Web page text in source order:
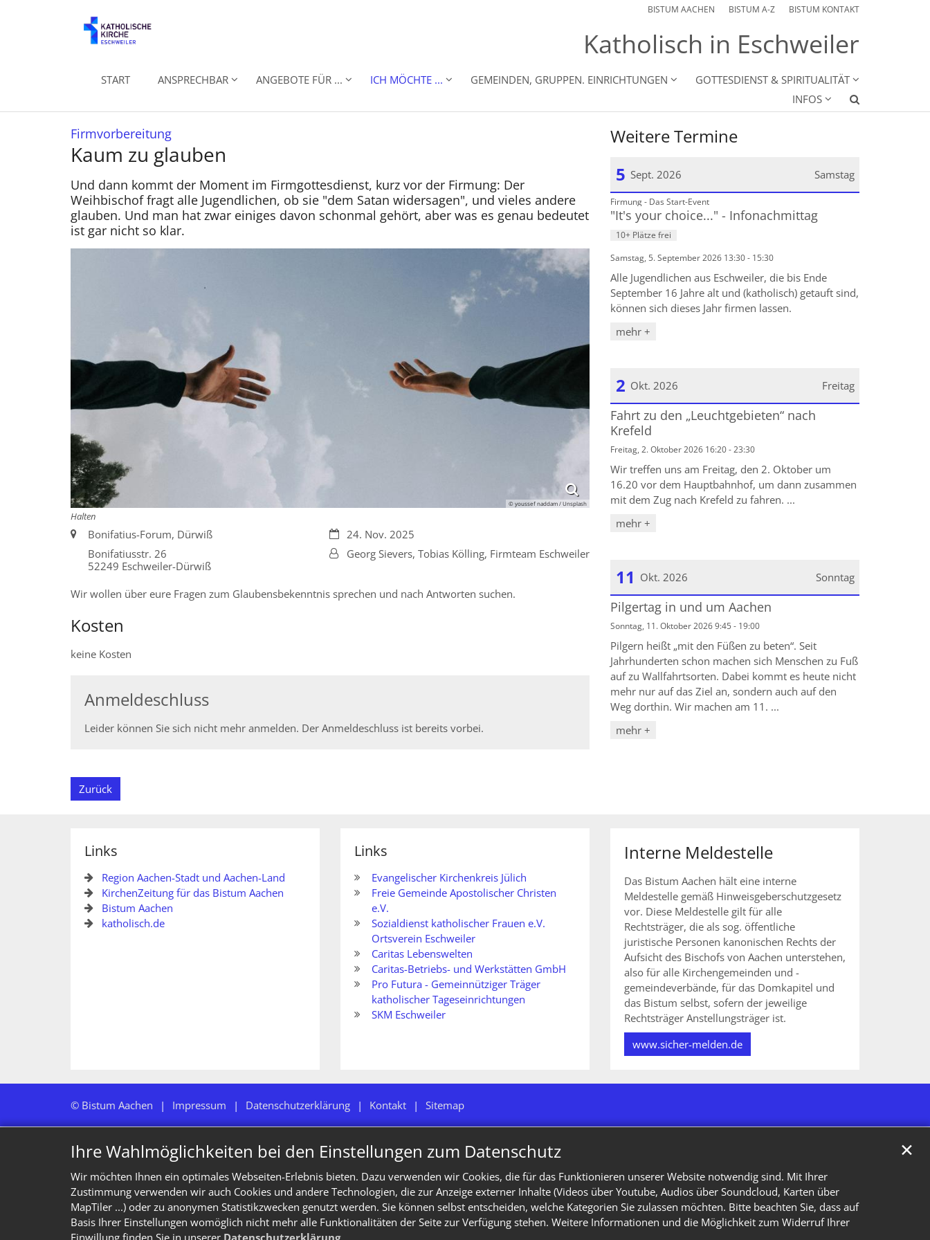
Ihre Wahlmöglichkeiten bei den Einstellungen zum Datenschutz
Wir möchten Ihnen ein optimales Webseiten-Erlebnis bieten. Dazu verwenden wir Cookies, die für das Funktionieren unserer Website notwendig sind. Mit Ihrer
Zustimmung verwenden wir auch Cookies und andere Technologien, die zur Anzeige externer Inhalte (Videos über Youtube, Audios über Soundcloud, Karten über
MapTiler ...) oder zu anonymen Statistikzwecken genutzt werden. Sie können selbst entscheiden, welche Kategorien Sie zulassen möchten. Bitte beachten Sie, dass auf
Basis Ihrer Einstellungen womöglich nicht mehr alle Funktionalitäten der Seite zur Verfügung stehen. Weitere Informationen und die Möglichkeit zum Widerruf Ihrer
Einwillung finden Sie in unserer Datenschutzerklärung.
✕
BISTUM AACHEN BISTUM A-Z BISTUM KONTAKT
Katholisch in Eschweiler
START ANSPRECHBAR ANGEBOTE FÜR ... ICH MÖCHTE ... GEMEINDEN, GRUPPEN. EINRICHTUNGEN
GOTTESDIENST & SPIRITUALITÄT
INFOS
Firmvorbereitung:
Kaum zu glauben
Und dann kommt der Moment im Firmgottesdienst, kurz vor der Firmung: Der
Weihbischof fragt alle Jugendlichen, ob sie "dem Satan widersagen", und vieles andere
glauben. Und man hat zwar einiges davon schonmal gehört, aber was es genau bedeutet
ist gar nicht so klar.
© youssef naddam / Unsplash
Halten
Datum:24. Nov. 2025
Von:Georg Sievers, Tobias Kölling, Firmteam Eschweiler
Ort: Bonifatius-Forum, Dürwiß
Bonifatiusstr. 26
52249 Eschweiler-Dürwiß
Wir wollen über eure Fragen zum Glaubensbekenntnis sprechen und nach Antworten suchen.
Kosten
keine Kosten
Anmeldeschluss
Leider können Sie sich nicht mehr anmelden. Der Anmeldeschluss ist bereits vorbei.
Zurück
Weitere Termine
Samstag
5 Sept. 2026
Datum: 5. September 2026
Firmung - Das Start-Event:
"It's your choice..." - Infonachmittag
10+ Plätze frei
Samstag, 5. September 2026 13:30 - 15:30
Alle Jugendlichen aus Eschweiler, die bis Ende
September 16 Jahre alt und (katholisch) getauft sind,
können sich dieses Jahr firmen lassen.
mehr +
Freitag
2 Okt. 2026
Datum: 2. Oktober 2026
Fahrt zu den „Leuchtgebieten“ nach
Krefeld
Freitag, 2. Oktober 2026 16:20 - 23:30
Wir treffen uns am Freitag, den 2. Oktober um
16.20 vor dem Hauptbahnhof, um dann zusammen
mit dem Zug nach Krefeld zu fahren. ...
mehr +
Sonntag
11 Okt. 2026
Datum: 11. Oktober 2026
Pilgertag in und um Aachen
Sonntag, 11. Oktober 2026 9:45 - 19:00
Pilgern heißt „mit den Füßen zu beten“. Seit
Jahrhunderten schon machen sich Menschen zu Fuß
auf zu Wallfahrtsorten. Dabei kommt es heute nicht
mehr nur auf das Ziel an, sondern auch auf den
Weg dorthin. Wir machen am 11. ...
mehr +
Links
Region Aachen-Stadt und Aachen-Land
KirchenZeitung für das Bistum Aachen
Bistum Aachen
katholisch.de
Links
Evangelischer Kirchenkreis Jülich
Freie Gemeinde Apostolischer Christen
e.V.
Sozialdienst katholischer Frauen e.V.
Ortsverein Eschweiler
Caritas Lebenswelten
Caritas-Betriebs- und Werkstätten GmbH
Pro Futura - Gemeinnütziger Träger
katholischer Tageseinrichtungen
SKM Eschweiler
Interne Meldestelle
Das Bistum Aachen hält eine interne
Meldestelle gemäß Hinweisgeberschutzgesetz
vor. Diese Meldestelle gilt für alle
Rechtsträger, die als sog. öffentliche
juristische Personen kanonischen Rechts der
Aufsicht des Bischofs von Aachen unterstehen,
also für alle Kirchengemeinden und -
gemeindeverbände, für das Domkapitel und
das Bistum selbst, sofern der jeweilige
Rechtsträger Anstellungsträger ist.
www.sicher-melden.de
© Bistum Aachen Impressum Datenschutzerklärung Kontakt Sitemap